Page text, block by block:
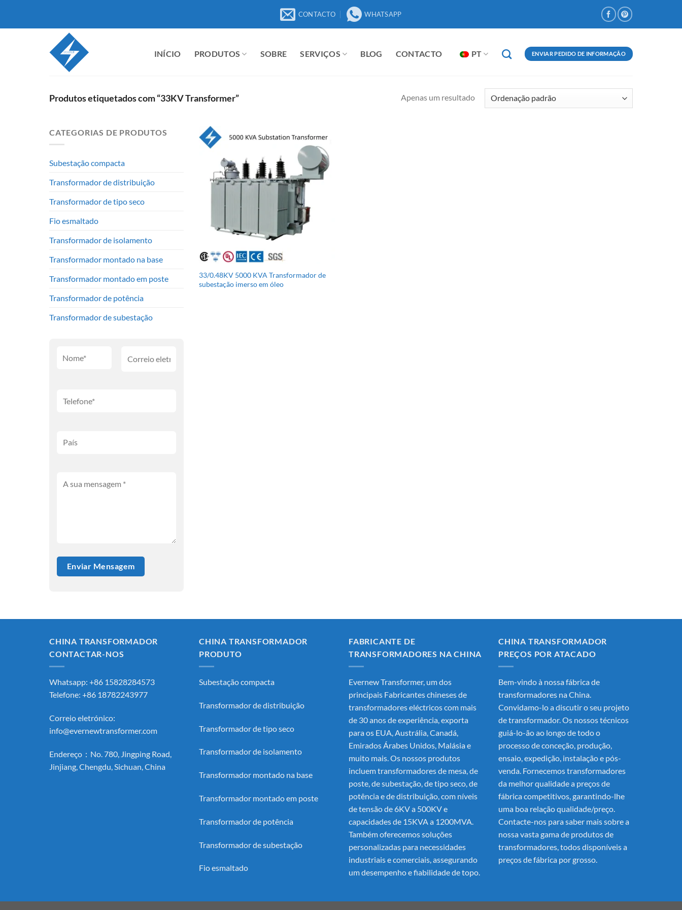
o
CONTACTO WHATSAPP
INÍCIO PRODUTOS SOBRE SERVIÇOS BLOG CONTACTO PT ENVIAR PEDIDO DE INFORMAÇÃO
Produtos etiquetados com “33KV Transformer” Apenas um resultado
CATEGORIAS DE PRODUTOS
Subestação compacta
Transformador de distribuição
Transformador de tipo seco
Fio esmaltado
Transformador de isolamento
Transformador montado na base
Transformador montado em poste
Transformador de potência
Transformador de subestação
33/0.48KV 5000 KVA Transformador de
subestação imerso em óleo
CHINA TRANSFORMADOR
CONTACTAR-NOS
Whatsapp: +86 15828284573
Telefone: +86 18782243977
Correio eletrónico:
info@evernewtransformer.com
Endereço：No. 780, Jingping Road,
Jinjiang, Chengdu, Sichuan, China
CHINA TRANSFORMADOR
PRODUTO
Subestação compacta
Transformador de distribuição
Transformador de tipo seco
Transformador de isolamento
Transformador montado na base
Transformador montado em poste
Transformador de potência
Transformador de subestação
Fio esmaltado
FABRICANTE DE
TRANSFORMADORES NA CHINA
Evernew Transformer, um dos
principais Fabricantes chineses de
transformadores eléctricoscom mais
de 30 anos de experiência, exporta
para os EUA, Austrália, Canadá,
Emirados Árabes Unidos, Malásia e
muito mais. Os nossos produtos
incluem transformadores de mesa, de
poste, de subestação, de tipo seco, de
potência e de distribuição, com níveis
de tensão de 6KV a 500KV e
capacidades de 15KVA a 1200MVA.
Também oferecemos soluções
personalizadas para necessidades
industriais e comerciais, assegurando
um desempenho e fiabilidade de topo.
CHINA TRANSFORMADOR
PREÇOS POR ATACADO
Bem-vindo à nossa fábrica de
transformadores na China.
Convidamo-lo a discutir o seu projeto
de transformador. Os nossos técnicos
guiá-lo-ão ao longo de todo o
processo de conceção, produção,
ensaio, expedição, instalação e pós-
venda. Fornecemos transformadores
da melhor qualidade a preços de
fábrica competitivos, garantindo-lhe
uma boa relação qualidade/preço.
Contacte-nos para saber mais sobre a
nossa vasta gama de produtos de
transformadores, todos disponíveis a
preços de fábrica por grosso.